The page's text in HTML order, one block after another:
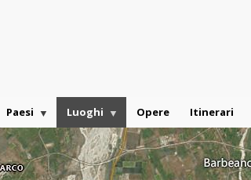
Paesi Luoghi Opere Itinerari